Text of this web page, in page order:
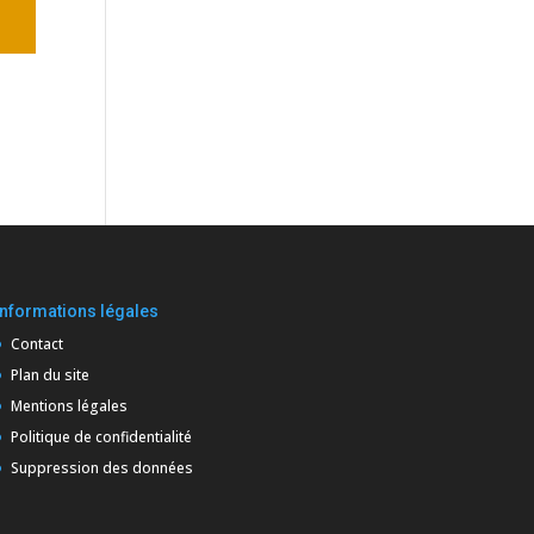
légales
Contact
Plan du site
Mentions légales
Politique de confidentialité
Suppression des données